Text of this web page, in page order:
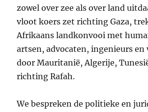
zowel over zee als over land
vloot koers zet richting Gaza,
Afrikaans landkonvooi met
artsen, advocaten, ingenieurs
door Mauritanië, Algerije,
richting Rafah.
We bespreken de politieke en